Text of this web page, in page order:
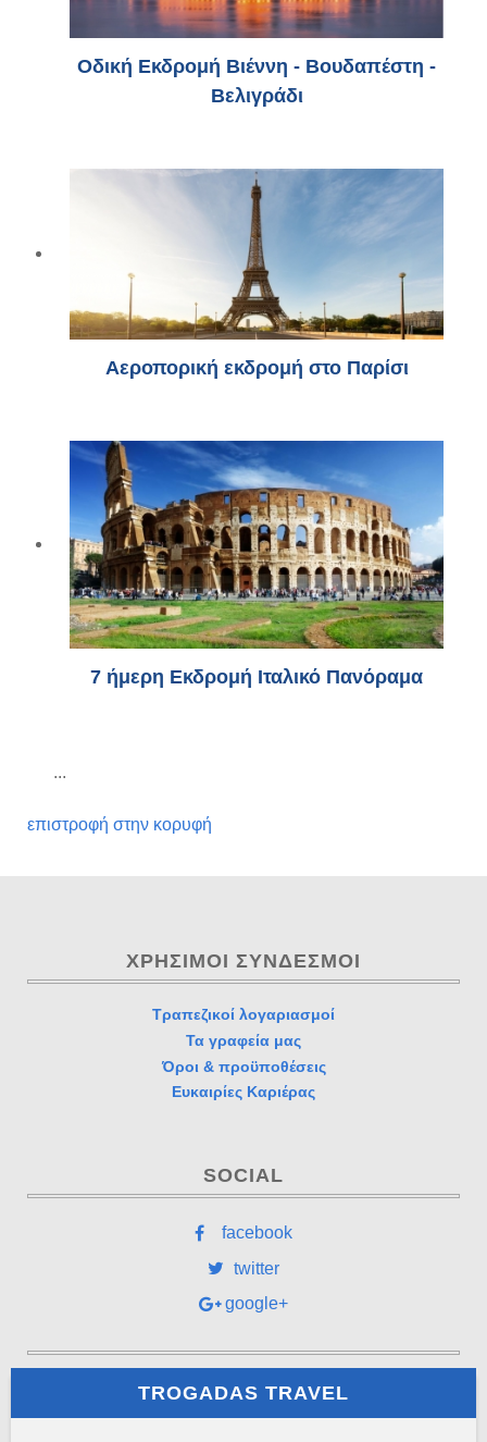
Οδική Εκδρομή Βιέννη - Βουδαπέστη -
Βελιγράδι
Αεροπορική εκδρομή στο Παρίσι
7 ήμερη Εκδρομή Ιταλικό Πανόραμα
...
επιστροφή στην κορυφή
ΧΡΉΣΙΜΟΙ ΣΎΝΔΕΣΜΟΙ
Τραπεζικοί λογαριασμοί
Τα γραφεία μας
Όροι & προϋποθέσεις
Ευκαιρίες Καριέρας
SOCIAL
facebook
twitter
google+
TROGADAS TRAVEL